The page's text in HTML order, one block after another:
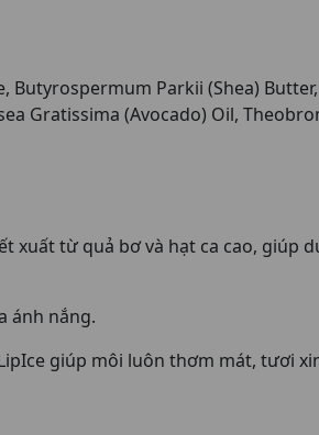
Parkii (Shea)
Gratissima (Avocado) Oil,
xuất từ quả bơ và hạt ca cao,
ánh nắng.
giúp môi luôn thơm mát, tươi